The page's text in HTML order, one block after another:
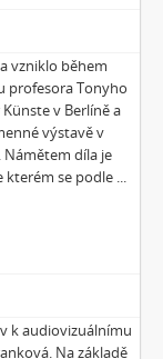
vzniklo během
profesora Tonyho
v Berlíně a
výstavě v
Námětem díla je
kterém se podle ...
k audiovizuálnímu
Na základě